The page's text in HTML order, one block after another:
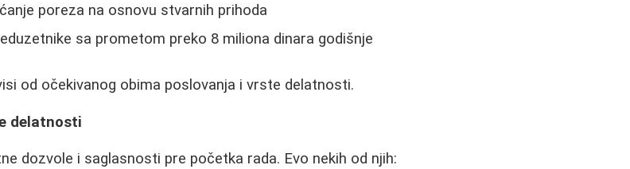
poreza na osnovu stvarnih prihoda
sa prometom preko 8 miliona dinara godišnje
od očekivanog obima poslovanja i vrste delatnosti.
delatnosti
dozvole i saglasnosti pre početka rada. Evo nekih od njih: